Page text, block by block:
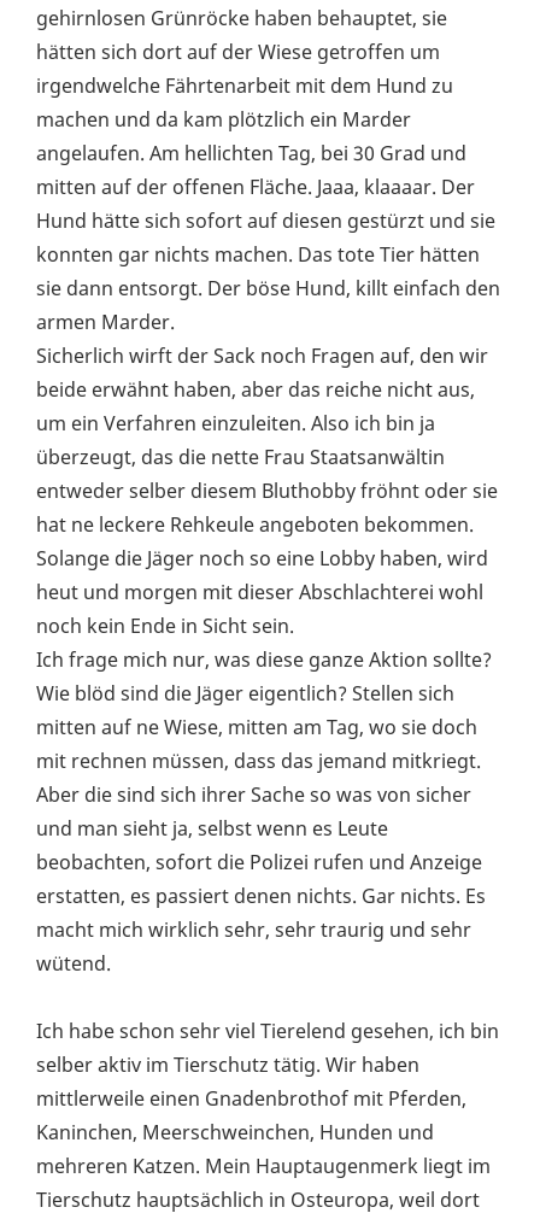
gehirnlosen Grünröcke haben behauptet, sie
hätten sich dort auf der Wiese getroffen um
irgendwelche Fährtenarbeit mit dem Hund zu
machen und da kam plötzlich ein Marder
angelaufen. Am hellichten Tag, bei 30 Grad und
mitten auf der offenen Fläche. Jaaa, klaaaar. Der
Hund hätte sich sofort auf diesen gestürzt und sie
konnten gar nichts machen. Das tote Tier hätten
sie dann entsorgt. Der böse Hund, killt einfach den
armen Marder.
Sicherlich wirft der Sack noch Fragen auf, den wir
beide erwähnt haben, aber das reiche nicht aus,
um ein Verfahren einzuleiten. Also ich bin ja
überzeugt, das die nette Frau Staatsanwältin
entweder selber diesem Bluthobby fröhnt oder sie
hat ne leckere Rehkeule angeboten bekommen.
Solange die Jäger noch so eine Lobby haben, wird
heut und morgen mit dieser Abschlachterei wohl
noch kein Ende in Sicht sein.
Ich frage mich nur, was diese ganze Aktion sollte?
Wie blöd sind die Jäger eigentlich? Stellen sich
mitten auf ne Wiese, mitten am Tag, wo sie doch
mit rechnen müssen, dass das jemand mitkriegt.
Aber die sind sich ihrer Sache so was von sicher
und man sieht ja, selbst wenn es Leute
beobachten, sofort die Polizei rufen und Anzeige
erstatten, es passiert denen nichts. Gar nichts. Es
macht mich wirklich sehr, sehr traurig und sehr
wütend.
Ich habe schon sehr viel Tierelend gesehen, ich bin
selber aktiv im Tierschutz tätig. Wir haben
mittlerweile einen Gnadenbrothof mit Pferden,
Kaninchen, Meerschweinchen, Hunden und
mehreren Katzen. Mein Hauptaugenmerk liegt im
Tierschutz hauptsächlich in Osteuropa, weil dort